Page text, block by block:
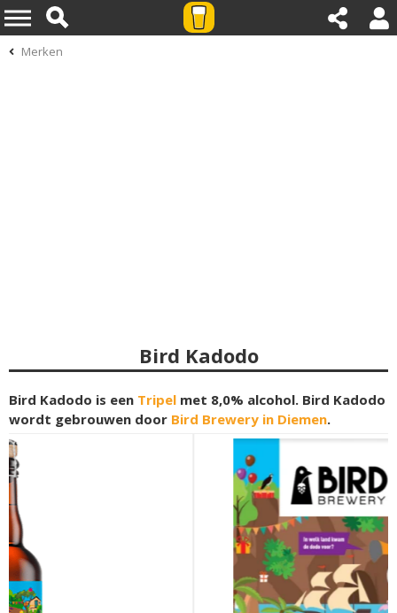
Merken
Bird Kadodo
Bird Kadodo is een Tripel met 8,0% alcohol. Bird Kadodo
wordt gebrouwen door Bird Brewery in Diemen.